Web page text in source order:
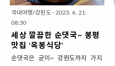
르라면 단연 고기를 선택하는 '본투
막 먹고 있기 때문이기도해요. 암턴
~ 명절연휴때 거제도를 갔으니 해
산물을 또 먹고 왔겠죠? 그런데요.
국내여행/강원도 · 2023. 6. 21.
08:30
세상 깔끔한 순댓국~ 봉평
맛집 '옥봉식당'
순댓국은 굳이~ 강원도까지 가지